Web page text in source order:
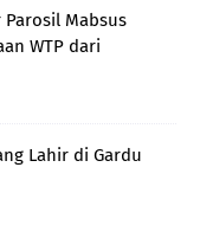
Parosil Mabsus
WTP dari
Lahir di Gardu